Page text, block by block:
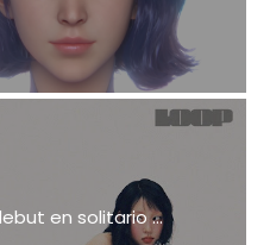
en solitario ...